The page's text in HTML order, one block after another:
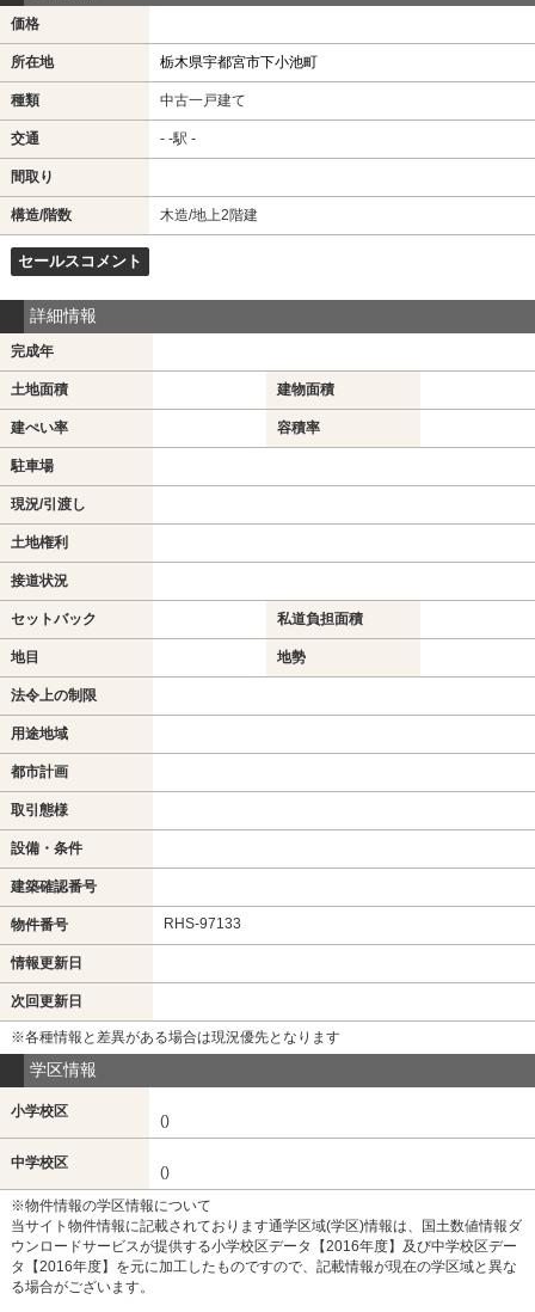
価格
所在地 栃木県宇都宮市下小池町
種類 中古一戸建て
交通 - -駅 -
間取り
構造/階数 木造/地上2階建
セールスコメント
詳細情報
完成年
土地面積 建物面積
建ぺい率 容積率
駐車場
現況/引渡し
土地権利
接道状況
セットバック 私道負担面積
地目 地勢
法令上の制限
用途地域
都市計画
取引態様
設備・条件
建築確認番号
物件番号 RHS-97133
情報更新日
次回更新日
※各種情報と差異がある場合は現況優先となります
学区情報
小学校区
()
中学校区
()
※物件情報の学区情報について
当サイト物件情報に記載されております通学区域(学区)情報は、国土数値情報ダ
ウンロードサービスが提供する小学校区データ【2016年度】及び中学校区デー
タ【2016年度】を元に加工したものですので、記載情報が現在の学区域と異な
る場合がございます。